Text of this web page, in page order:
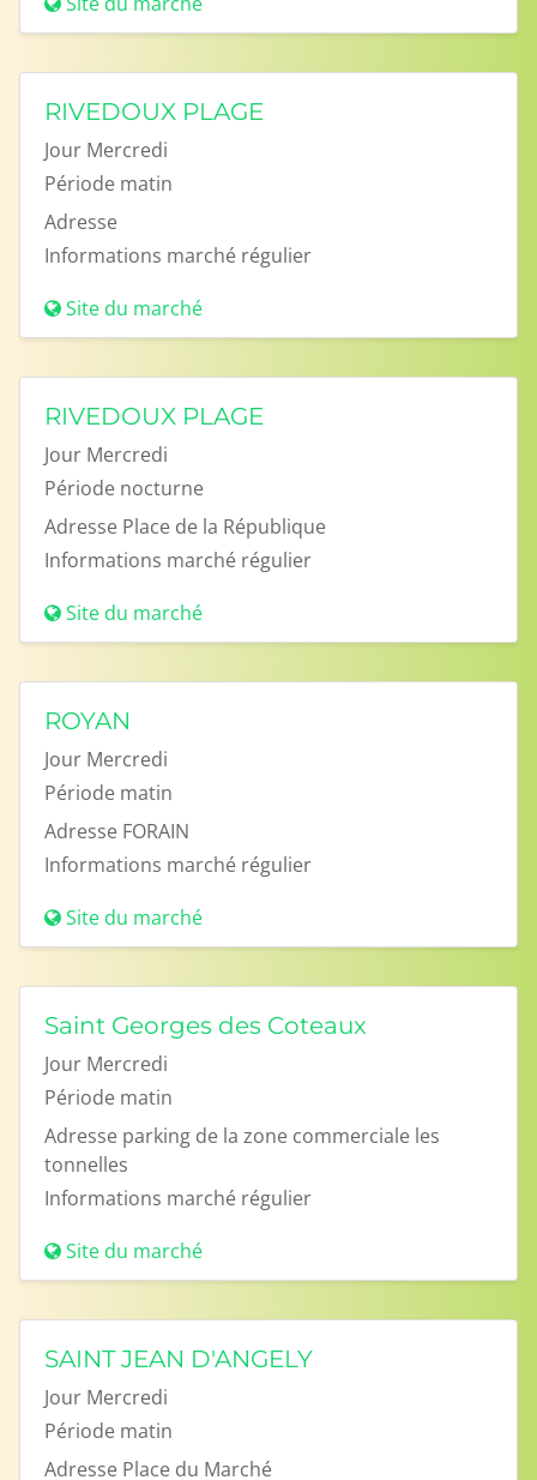
RIVEDOUX PLAGE
Jour Mercredi
Période matin
Adresse
Informations marché régulier
Site du marché
RIVEDOUX PLAGE
Jour Mercredi
Période nocturne
Adresse Place de la République
Informations marché régulier
Site du marché
ROYAN
Jour Mercredi
Période matin
Adresse FORAIN
Informations marché régulier
Site du marché
Saint Georges des Coteaux
Jour Mercredi
Période matin
Adresse parking de la zone commerciale les
tonnelles
Informations marché régulier
Site du marché
SAINT JEAN D'ANGELY
Jour Mercredi
Période matin
Adresse Place du Marché